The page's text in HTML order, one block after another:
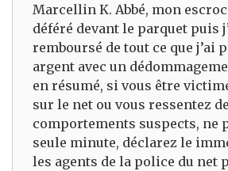
Marcellin K. Abbé, mon
déféré devant le parquet puis
remboursé de tout ce que j’ai
argent avec un
en résumé, si vous être
sur le net ou vous ressentez
comportements suspects, ne
seule minute, déclarez le
les agents de la police du net